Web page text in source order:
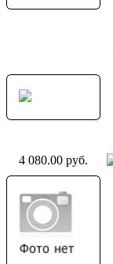
4 080.00 руб.